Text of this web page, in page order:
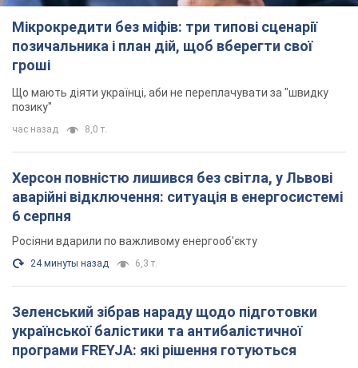
Мікрокредити без міфів: три типові сценарії
позичальника і план дій, щоб вберегти свої
гроші
Що мають діяти українці, аби не переплачувати за "швидку
позику"
час назад 8,0 т.
Херсон повністю лишився без світла, у Львові
аварійні відключення: ситуація в енергосистемі
6 серпня
Росіяни вдарили по важливому енергооб'єкту
24 минуты назад 6,3 т.
Зеленський зібрав нараду щодо підготовки
української балістики та антибалістичної
програми FREYJA: які рішення готуються